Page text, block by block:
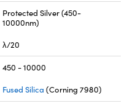
Protected Silver (450-
10000nm)
λ/20
450 - 10000
Fused Silica (Corning 7980)